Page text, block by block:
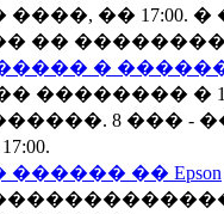
�� 17:00.
��
�
�������� � 1
8 ��� -
�� Epson